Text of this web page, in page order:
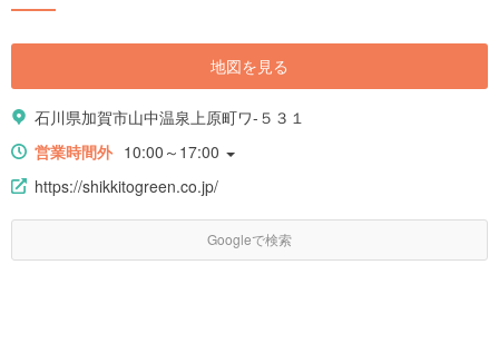
地図を見る
石川県加賀市山中温泉上原町ワ-５３１
営業時間外 10:00～17:00
https://shikkitogreen.co.jp/
Googleで検索